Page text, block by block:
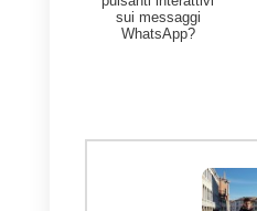
nel nostro